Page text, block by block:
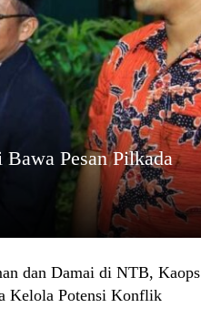
Pesan Pilkada
dan Damai di NTB, Kaops
Kelola Potensi Konflik